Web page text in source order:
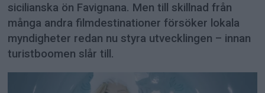
sicilianska ön Favignana. Men till skillnad från
många andra filmdestinationer försöker lokala
myndigheter redan nu styra utvecklingen – innan
turistboomen slår till.